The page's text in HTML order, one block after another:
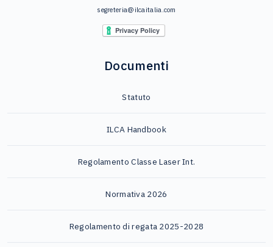
segreteria@ilcaitalia.com
Documenti
Statuto
ILCA Handbook
Regolamento Classe Laser Int.
Normativa 2026
Regolamento di regata 2025-2028